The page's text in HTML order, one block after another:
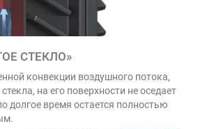
СТЕКЛО»
конвекции воздушного потока,
на его поверхности не оседает
долгое время остается полностью